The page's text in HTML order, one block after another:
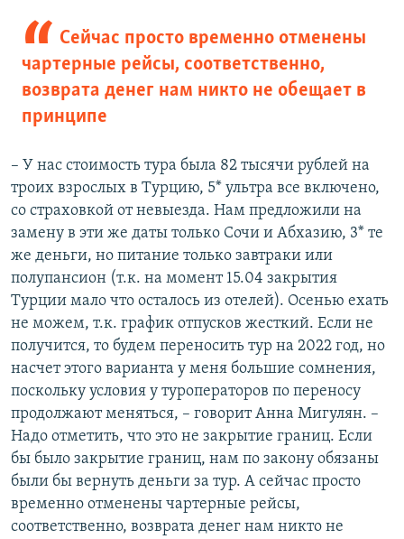
Сейчас просто временно отменены
чартерные рейсы, соответственно,
возврата денег нам никто не обещает в
принципе
– У нас стоимость тура была 82 тысячи рублей на
троих взрослых в Турцию, 5* ультра все включено,
со страховкой от невыезда. Нам предложили на
замену в эти же даты только Сочи и Абхазию, 3* те
же деньги, но питание только завтраки или
полупансион (т.к. на момент 15.04 закрытия
Турции мало что осталось из отелей). Осенью ехать
не можем, т.к. график отпусков жесткий. Если не
получится, то будем переносить тур на 2022 год, но
насчет этого варианта у меня большие сомнения,
поскольку условия у туроператоров по переносу
продолжают меняться, – говорит Анна Мигулян. –
Надо отметить, что это не закрытие границ. Если
бы было закрытие границ, нам по закону обязаны
были бы вернуть деньги за тур. А сейчас просто
временно отменены чартерные рейсы,
соответственно, возврата денег нам никто не